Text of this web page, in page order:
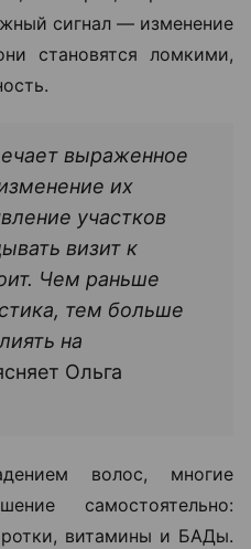
сигнал — изменение
становятся ломкими,
выраженное
их
участков
визит к
Чем раньше
тем больше
на
Ольга
волос, многие
самостоятельно:
витамины и БАДы.